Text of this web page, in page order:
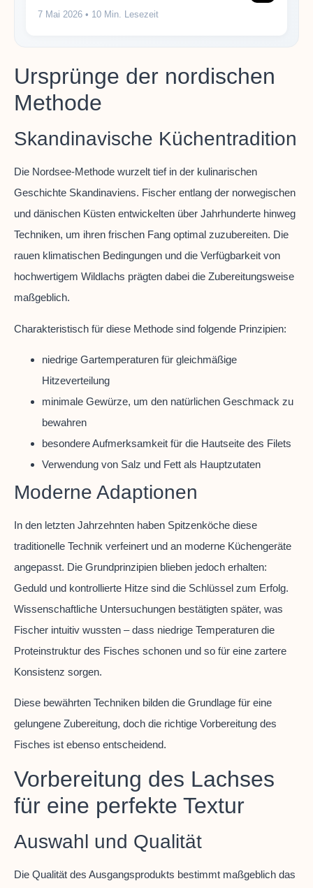
7 Mai 2026 • 10 Min. Lesezeit
Ursprünge der nordischen
Methode
Skandinavische Küchentradition
Die Nordsee-Methode wurzelt tief in der kulinarischen
Geschichte Skandinaviens. Fischer entlang der norwegischen
und dänischen Küsten entwickelten über Jahrhunderte hinweg
Techniken, um ihren frischen Fang optimal zuzubereiten. Die
rauen klimatischen Bedingungen und die Verfügbarkeit von
hochwertigem Wildlachs prägten dabei die Zubereitungsweise
maßgeblich.
Charakteristisch für diese Methode sind folgende Prinzipien:
niedrige Gartemperaturen für gleichmäßige
Hitzeverteilung
minimale Gewürze, um den natürlichen Geschmack zu
bewahren
besondere Aufmerksamkeit für die Hautseite des Filets
Verwendung von Salz und Fett als Hauptzutaten
Moderne Adaptionen
In den letzten Jahrzehnten haben Spitzenköche diese
traditionelle Technik verfeinert und an moderne Küchengeräte
angepasst. Die Grundprinzipien blieben jedoch erhalten:
Geduld und kontrollierte Hitze sind die Schlüssel zum Erfolg.
Wissenschaftliche Untersuchungen bestätigten später, was
Fischer intuitiv wussten – dass niedrige Temperaturen die
Proteinstruktur des Fisches schonen und so für eine zartere
Konsistenz sorgen.
Diese bewährten Techniken bilden die Grundlage für eine
gelungene Zubereitung, doch die richtige Vorbereitung des
Fisches ist ebenso entscheidend.
Vorbereitung des Lachses
für eine perfekte Textur
Auswahl und Qualität
Die Qualität des Ausgangsprodukts bestimmt maßgeblich das